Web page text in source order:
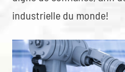
industrielle du monde!